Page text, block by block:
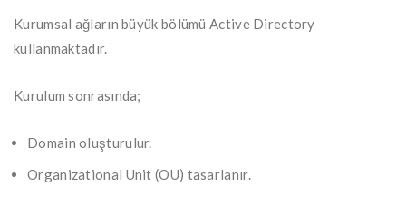
Kurumsal ağların büyük bölümü Active Directory
kullanmaktadır.
Kurulum sonrasında;
Domain oluşturulur.
Organizational Unit (OU) tasarlanır.